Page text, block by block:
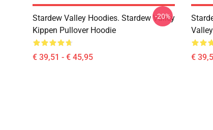
Stardew Valley Hoodies. Stardew Valley
Kippen Pullover Hoodie
€ 39,51 - € 45,95
-20%
€